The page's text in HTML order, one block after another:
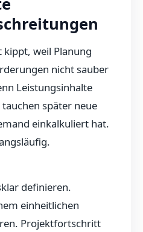
kippt, weil Planung
nicht sauber
Leistungsinhalte
später neue
einkalkuliert hat.
definieren.
einheitlichen
Projektfortschritt